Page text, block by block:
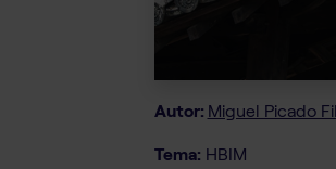
Autor: Miguel Picado
Tema: HBIM